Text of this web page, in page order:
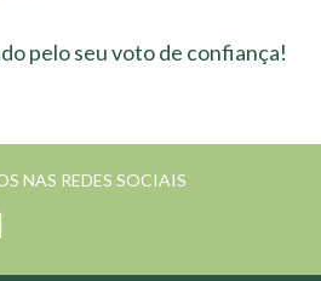
pelo seu voto de confiança!
NAS REDES SOCIAIS